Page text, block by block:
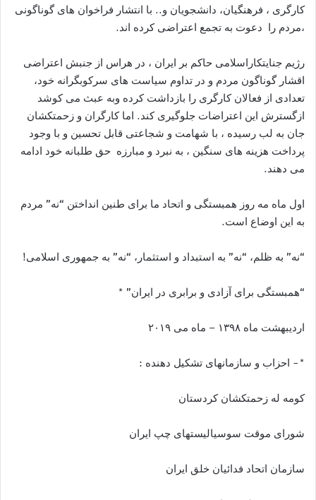
کارگری ، فرهنگیان، دانشجویان و.. با انتشار فراخوان های گوناگونی
،مردم را دعوت به تجمع اعتراضی کرده اند.
رژیم جنایتکاراسلامی حاکم بر ایران ، در هراس از جنبش اعتراضی
اقشار گوناگون مردم و در تداوم سیاست های سرکوبگرانه خود،
تعدادی از فعالان کارگری را بازداشت کرده وبه عبث می کوشد
ازگسترش این اعتراضات جلوگیری کند. اما کارگران و زحمتکشان
جان به لب رسیده ، با شهامت و شجاعتی قابل تحسین و با وجود
پرداخت هزینه های سنگین ، به نبرد و مبارزه حق طلبانه خود ادامه
می دهند.
اول ماه مه روز همبستگی و اتحاد ما برای طنین انداختن “نه” مردم
به این اوضاع است.
“نه” به ظلم، “نه” به استبداد و استثمار، “نه” به جمهوری اسلامی!
“همبستگی برای آزادی و برابری در ایران” *
اردیبهشت ماه ۱۳۹۸ – ماه می ۲۰۱۹
*- احزاب و سازمانهای تشکیل دهنده :
کومه له زحمتکشان کردستان
شورای موقت سوسیالیستهای چپ ایران
سازمان اتحاد فدائیان خلق ایران